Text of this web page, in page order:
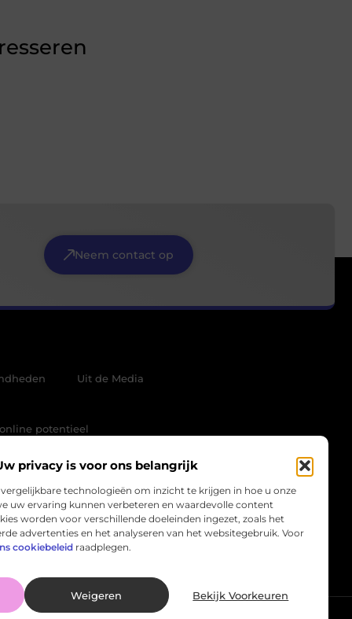
privacy is voor ons belangrijk
technologieën om inzicht te krijgen in hoe u onze
uw ervaring kunnen verbeteren en waardevolle content
worden voor verschillende doeleinden ingezet, zoals het
advertenties en het analyseren van het websitegebruik. Voor
cookiebeleid raadplegen.
Weigeren Bekijk Voorkeuren
Neem contact op
Uit de Media
potentieel